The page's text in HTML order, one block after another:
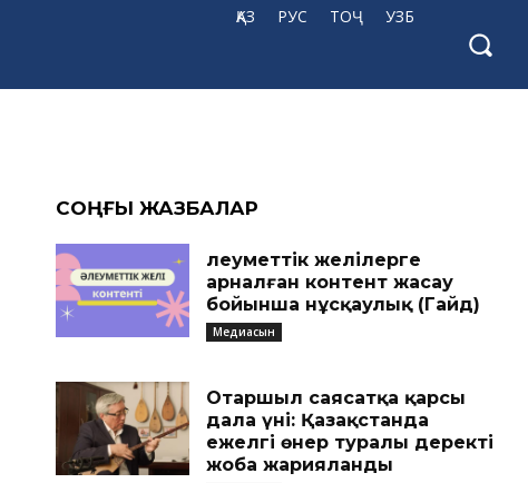
ҚАЗ РУС ТОҶ УЗБ
CОҢҒЫ ЖАЗБАЛАР
Әлеуметтік желілерге
арналған контент жасау
бойынша нұсқаулық (Гайд)
Медиасын
Отаршыл саясатқа қарсы
дала үні: Қазақстанда
ежелгі өнер туралы деректі
жоба жарияланды